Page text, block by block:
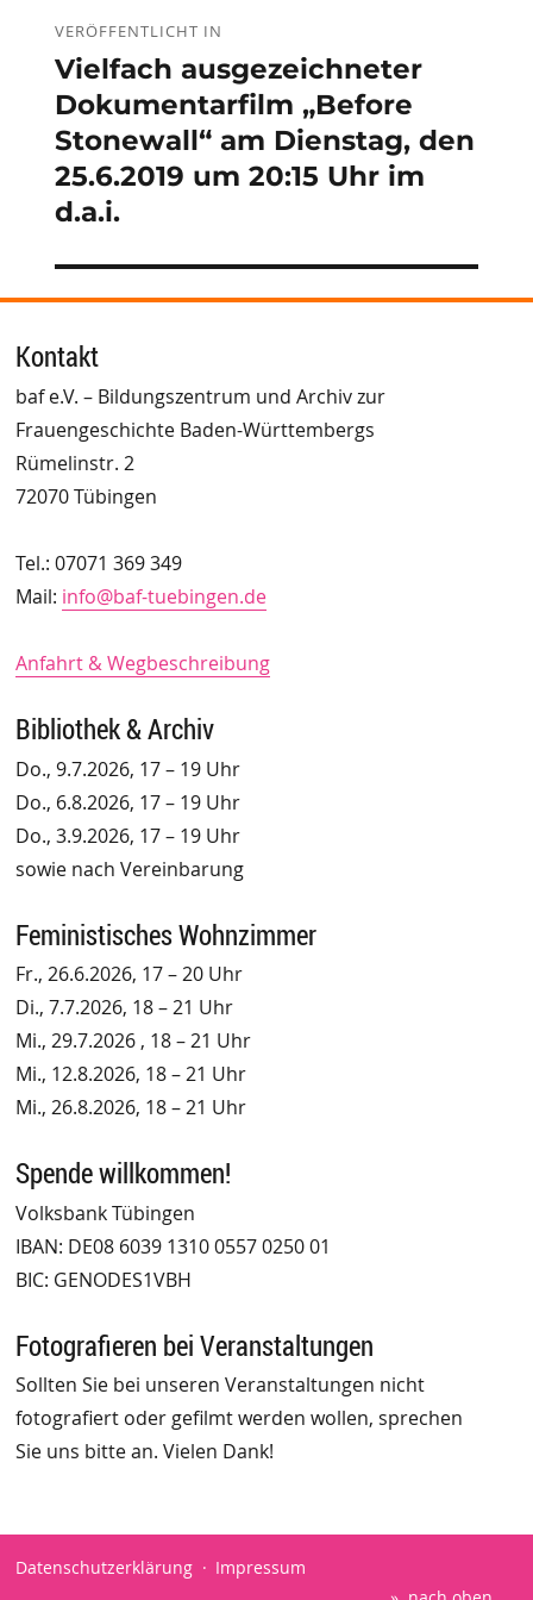
VERÖFFENTLICHT IN
Vielfach ausgezeichneter
Dokumentarfilm „Before
Stonewall“ am Dienstag, den
25.6.2019 um 20:15 Uhr im
d.a.i.
Kontakt
baf e.V. – Bildungszentrum und Archiv zur
Frauengeschichte Baden-Württembergs
Rümelinstr. 2
72070 Tübingen
Tel.: 07071 369 349
Mail: info@baf-tuebingen.de
Anfahrt & Wegbeschreibung
Bibliothek & Archiv
Do., 9.7.2026, 17 – 19 Uhr
Do., 6.8.2026, 17 – 19 Uhr
Do., 3.9.2026, 17 – 19 Uhr
sowie nach Vereinbarung
Feministisches Wohnzimmer
Fr., 26.6.2026, 17 – 20 Uhr
Di., 7.7.2026, 18 – 21 Uhr
Mi., 29.7.2026 , 18 – 21 Uhr
Mi., 12.8.2026, 18 – 21 Uhr
Mi., 26.8.2026, 18 – 21 Uhr
Spende willkommen!
Volksbank Tübingen
IBAN: DE08 6039 1310 0557 0250 01
BIC: GENODES1VBH
Fotografieren bei Veranstaltungen
Sollten Sie bei unseren Veranstaltungen nicht
fotografiert oder gefilmt werden wollen, sprechen
Sie uns bitte an. Vielen Dank!
Datenschutzerklärung
Impressum